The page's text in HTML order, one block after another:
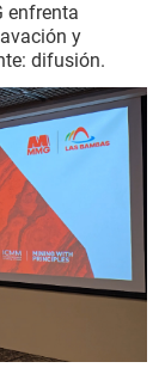
enfrenta
y
difusión.